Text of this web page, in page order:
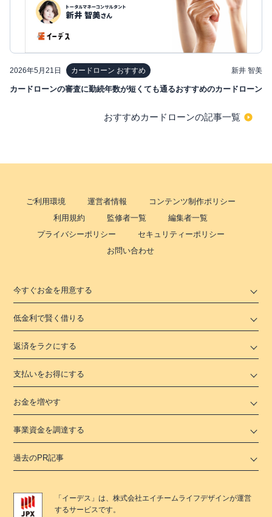
2026年5月21日 カードローン おすすめ 新井 智美
カードローンの審査に勤続年数が短くても通るおすすめのカードローン
おすすめカードローンの記事一覧
ご利用環境 運営者情報
コンテンツ制作ポリシー
利用規約
監修者一覧
編集者一覧
プライバシーポリシー
セキュリティーポリシー
お問い合わせ
今すぐお金を用意する
低金利で賢く借りる
返済をラクにする
支払いをお得にする
お金を増やす
事業資金を調達する
過去のPR記事
「 イーデス 」は、株式会社エイチームライフデザインが運営
するサービスです。